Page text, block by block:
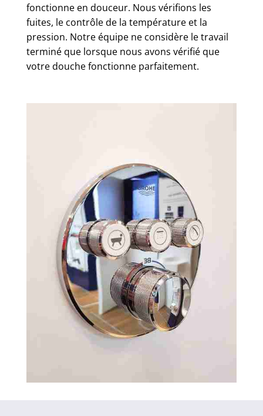
fonctionne en douceur. Nous vérifions les
fuites, le contrôle de la température et la
pression. Notre équipe ne considère le travail
terminé que lorsque nous avons vérifié que
votre douche fonctionne parfaitement.